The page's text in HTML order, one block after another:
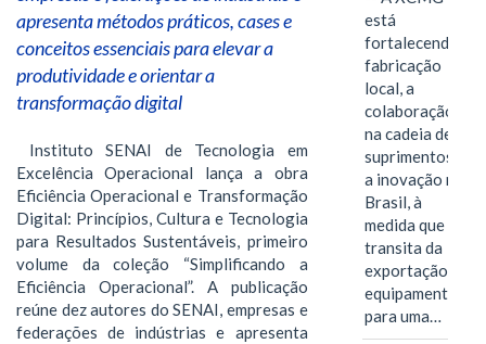
apresenta métodos práticos, cases e
conceitos essenciais para elevar a
produtividade e orientar a
transformação digital
Instituto SENAI de Tecnologia em
Excelência Operacional lança a obra
Eficiência Operacional e Transformação
Digital: Princípios, Cultura e Tecnologia
para Resultados Sustentáveis, primeiro
volume da coleção “Simplificando a
Eficiência Operacional”. A publicação
reúne dez autores do SENAI, empresas e
federações de indústrias e apresenta
está
fortalecendo a
fabricação
local, a
colaboração
na cadeia de
suprimentos e
a inovação no
Brasil, à
medida que
transita da
exportação de
equipamentos
para uma…